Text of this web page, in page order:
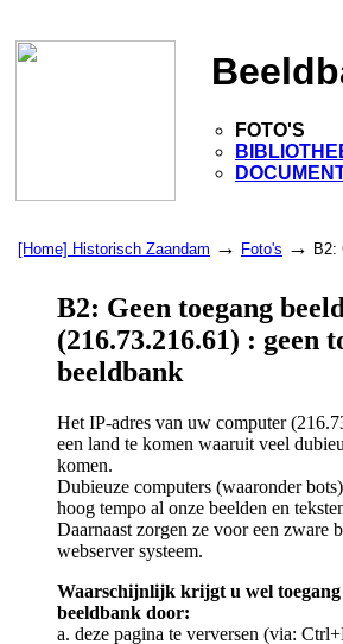
FOTO'S
[Home] Historisch Zaandam → Foto's → B2:
B2: Geen toegang
(216.73.216.61) : geen
beeldbank
Het IP-adres van uw computer
een land te komen waaruit veel
komen.
Dubieuze computers (waaronder
hoog tempo al onze beelden en
Daarnaast zorgen ze voor een zware
webserver systeem.
Waarschijnlijk krijgt u wel toegang
beeldbank door:
a. deze pagina te verversen (via: